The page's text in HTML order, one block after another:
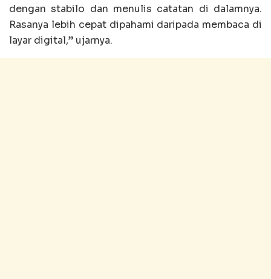
dengan stabilo dan menulis catatan di dalamnya.
Rasanya lebih cepat dipahami daripada membaca di
layar digital,” ujarnya.